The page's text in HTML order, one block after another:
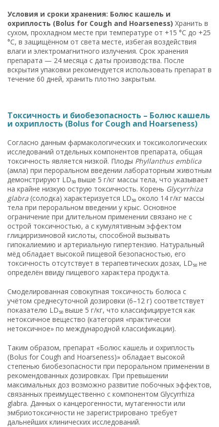
Условия и сроки хранения: Болюс кашель и
охриплость (Bolus for Cough and Hoarseness) Хранить в
сухом, прохладном месте при температуре от +15 °C до +25
°C, в защищённом от света месте, избегая воздействия
влаги и электромагнитного излучения. Срок хранения
препарата — 24 месяца с даты производства. После
вскрытия упаковки рекомендуется использовать препарат в
течение 60 дней, хранить плотно закрытым.
Токсичность и биобезопасность – Болюс кашель
и охриплость (Bolus for Cough and Hoarseness)
Согласно данным фармакологических и токсикологических
исследований отдельных компонентов препарата, общая
токсичность является низкой. Плоды Phyllanthus emblica
(амла) при пероральном введении лабораторным животным
демонстрируют LD₅₀ выше 5 г/кг массы тела, что указывает
на крайне низкую острую токсичность. Корень Glycyrrhiza
glabra (солодка) характеризуется LD₅₀ около 14 г/кг массы
тела при пероральном введении у крыс. Основное
ограничение при длительном применении связано не с
острой токсичностью, а с кумулятивным эффектом
глицирризиновой кислоты, способной вызывать
гипокалиемию и артериальную гипертензию. Натуральный
мёд обладает высокой пищевой безопасностью, его
токсичность отсутствует в терапевтических дозах, LD₅₀ не
определён ввиду пищевого характера продукта.
Смоделированная совокупная токсичность болюса с
учётом среднесуточной дозировки (6–12 г) соответствует
показателю LD₅₀ выше 5 г/кг, что классифицируется как
нетоксичное вещество (категория «практически
нетоксичное» по международной классификации).
Таким образом, препарат «Болюс кашель и охриплость
(Bolus for Cough and Hoarseness)» обладает высокой
степенью биобезопасности при пероральном применении в
рекомендованных дозировках. При превышении
максимальных доз возможно развитие побочных эффектов,
связанных преимущественно с компонентом Glycyrrhiza
glabra. Данных о канцерогенности, мутагенности или
эмбриотоксичности не зарегистрировано требует
дальнейших клинических исследований.